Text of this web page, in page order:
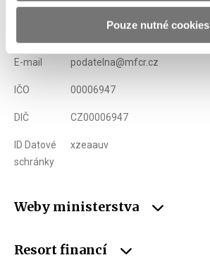
Pouze nutné cookies
Adresa Letenská 15, 118 10 Praha
E-mail podatelna@mfcr.cz
IČO 00006947
DIČ CZ00006947
ID Datové
schránky
xzeaauv
Weby ministerstva
Resort financí